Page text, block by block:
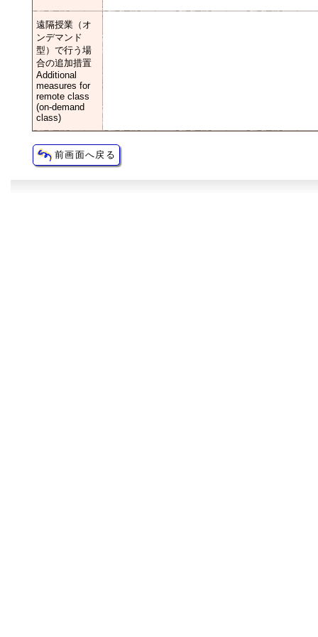
遠隔授業（オ
ンデマンド
型）で行う場
合の追加措置
Additional
measures for
remote class
(on-demand
class)